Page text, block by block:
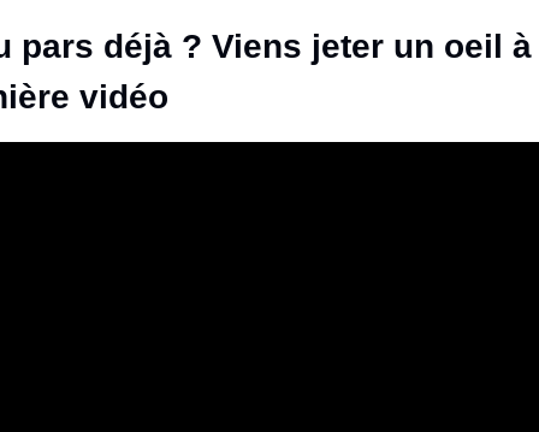
pars déjà ? Viens jeter un oeil à
vidéo